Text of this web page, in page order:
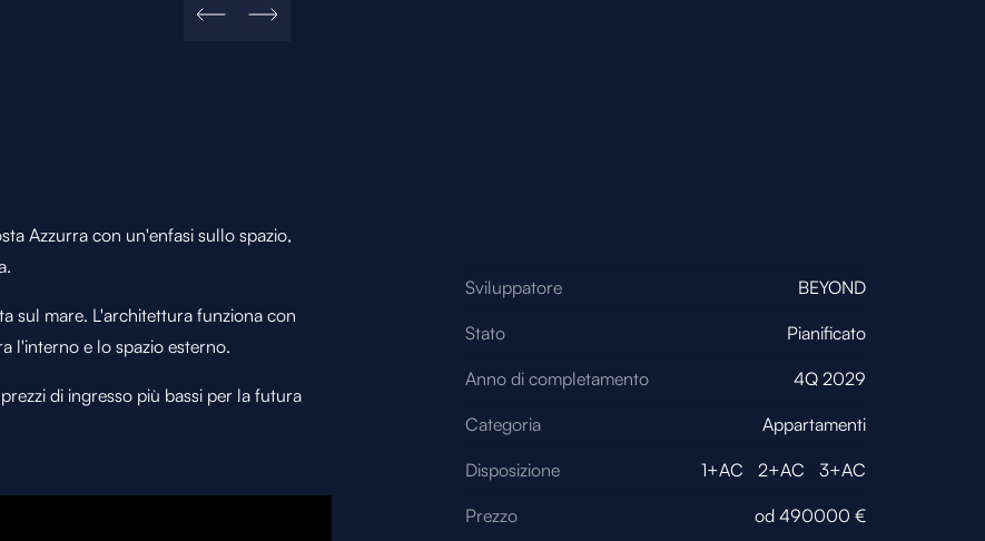
Azzurra con un'enfasi sullo spazio,
sul mare. L'architettura funziona con
l'interno e lo spazio esterno.
di ingresso più bassi per la futura
Sviluppatore BEYOND
Stato Pianificato
Anno di completamento 4Q 2029
Categoria Appartamenti
Disposizione 1+AC 2+AC 3+AC
Prezzo od 490000 €